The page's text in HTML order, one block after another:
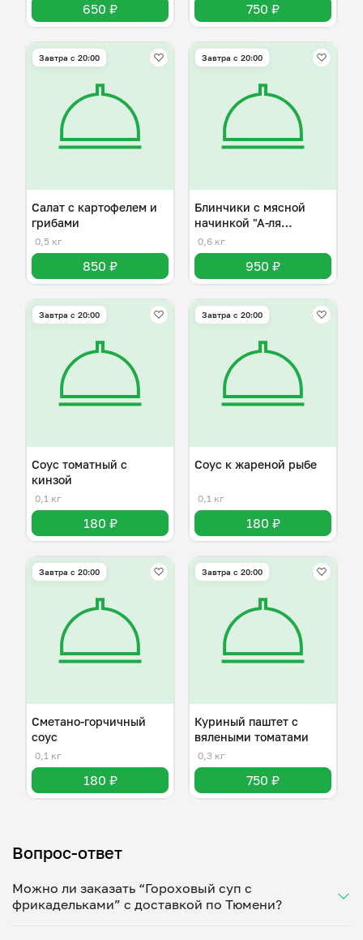
650 ₽ 750 ₽
Завтра c 20:00
Салат с картофелем и
грибами
0,5 кг
850 ₽
Завтра c 20:00
Блинчики с мясной
начинкой "А-ля
болоньезе"
0,6 кг
950 ₽
Завтра c 20:00
Соус томатный с
кинзой
0,1 кг
180 ₽
Завтра c 20:00
Соус к жареной рыбе
0,1 кг
180 ₽
Завтра c 20:00
Сметано-горчичный
соус
0,1 кг
180 ₽
Завтра c 20:00
Куриный паштет с
вялеными томатами
0,3 кг
750 ₽
Вопрос-ответ
Можно ли заказать “Гороховый суп с
фрикадельками” с доставкой по Тюмени?